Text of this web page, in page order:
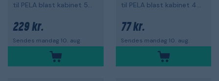
til PELA blast kabinet 50842
229 kr.
Sendes mandag 10. aug.
til PELA blast kabinet 497931, 2 stykker
77 kr.
Sendes mandag 10. aug.